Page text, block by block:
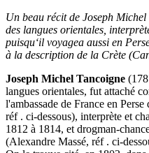
Un beau récit de Joseph
des langues orientales,
puisqu‘il voyagea aussi en
à la description de la Crète
Joseph Michel Tancoigne
langues orientales, fut attaché
l'ambassade de France en
réf . ci-dessous), interprète et
1812 à 1814, et drogman-
(Alexandre Massé, réf . ci-